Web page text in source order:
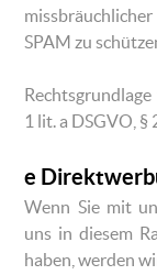
SPAM zu
1 lit. a DSGVO, §
e
Wenn Sie mit
uns in diesem
haben, werden